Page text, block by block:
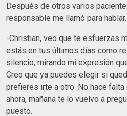
Después de otros varios
responsable me llamó para hablar.
-Christian, veo que te esfuerzas
estás en tus últimos días como
silencio, mirando mi expresión
Creo que ya puedes elegir si
prefieres irte a otro. No hace
ahora, mañana te lo vuelvo a
puesto.